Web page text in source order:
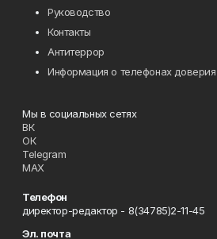
Руководство
Контакты
Антитеррор
Информация о телефонах доверия
Мы в социальных сетях
ВК
ОК
Telegram
MAX
Телефон
директор-редактор - 8(34785)2-11-45
Эл. почта